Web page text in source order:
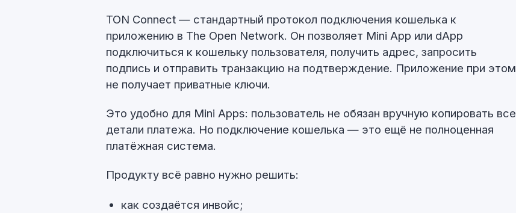
TON Connect — стандартный протокол подключения кошелька к
приложению в The Open Network. Он позволяет Mini App или dApp
подключиться к кошельку пользователя, получить адрес, запросить
подпись и отправить транзакцию на подтверждение. Приложение при этом
не получает приватные ключи.
Это удобно для Mini Apps: пользователь не обязан вручную копировать все
детали платежа. Но подключение кошелька — это ещё не полноценная
платёжная система.
Продукту всё равно нужно решить:
как создаётся инвойс;